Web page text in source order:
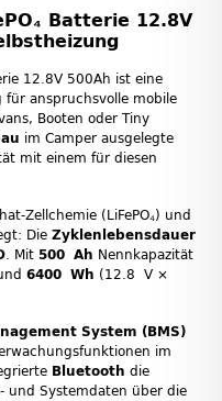
Batterie 12.8V
12.8V 500Ah ist eine
für anspruchsvolle mobile
Booten oder Tiny
im Camper ausgelegte
mit einem für diesen
Zellchemie (LiFePO₄) und
Die Zyklenlebensdauer
. Mit 500 Ah Nennkapazität
6400 Wh (12.8 V ×
System (BMS)
im
Bluetooth die
und Systemdaten über die